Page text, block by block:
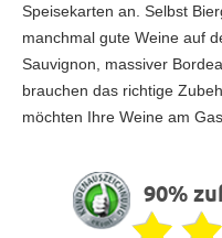
Speisekarten an. Selbst
manchmal gute Weine auf
Sauvignon, massiver
brauchen das richtige
möchten Ihre Weine am
90%